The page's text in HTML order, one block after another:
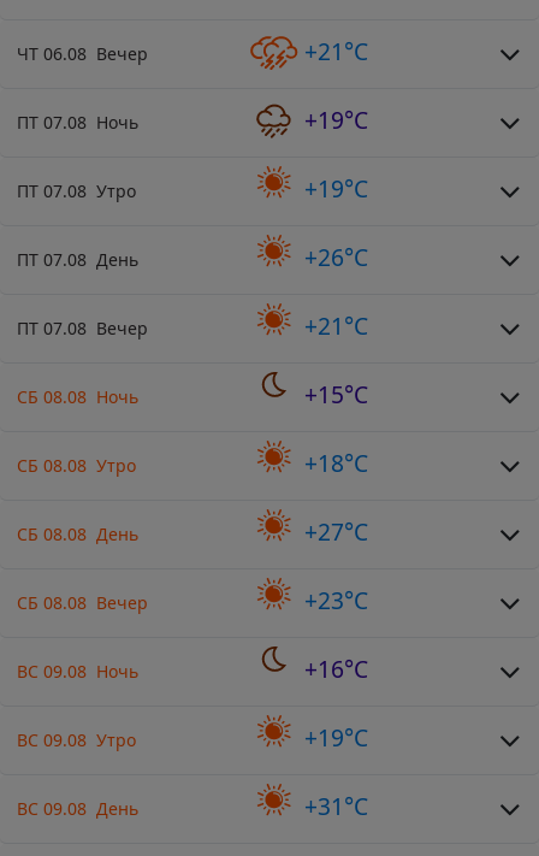
ЧТ 06.08 Вечер +21°C
ПТ 07.08 Ночь +19°C
ПТ 07.08 Утро +19°C
ПТ 07.08 День +26°C
ПТ 07.08 Вечер +21°C
СБ 08.08 Ночь +15°C
СБ 08.08 Утро +18°C
СБ 08.08 День +27°C
СБ 08.08 Вечер +23°C
ВС 09.08 Ночь +16°C
ВС 09.08 Утро +19°C
ВС 09.08 День +31°C